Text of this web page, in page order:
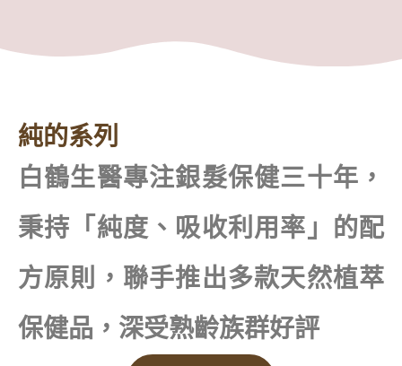
純的系列
白鶴生醫專注銀髮保健三十年，
秉持「純度、吸收利用率」的配
方原則，聯手推出多款天然植萃
保健品，深受熟齡族群好評